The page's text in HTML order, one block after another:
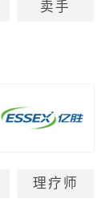
卖手
理疗师